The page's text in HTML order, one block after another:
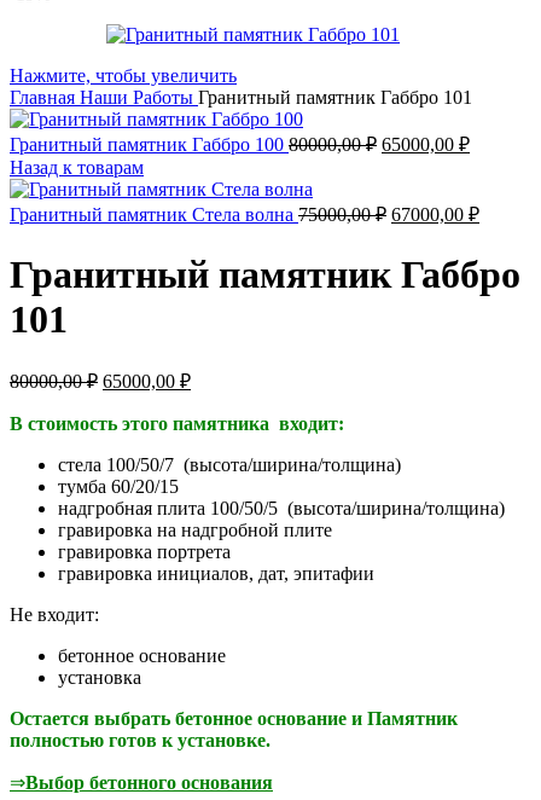
Нажмите, чтобы увеличить
Главная Наши Работы Гранитный памятник Габбро 101
Гранитный памятник Габбро 100 80000,00₽ Первоначальная
80000,00 ₽.
65000,00 ₽Текущая
Назад к товарам
Гранитный памятник Стела волна 75000,00₽ Первоначальная
75000,00 ₽.
67000,00 ₽
Гранитный памятник Габбро
101
80000,00₽ Первоначальная
составляла
65000,00 ₽Текущая
65000,00 ₽.
В стоимость этого памятника входит:
стела 100/50/7 (высота/ширина/толщина)
тумба 60/20/15
надгробная плита 100/50/5 (высота/ширина/толщина)
гравировка на надгробной плите
гравировка портрета
гравировка инициалов, дат, эпитафии
Не входит:
бетонное основание
установка
Остается выбрать бетонное основание и Памятник
полностью готов к установке.
⇒Выбор бетонного основания